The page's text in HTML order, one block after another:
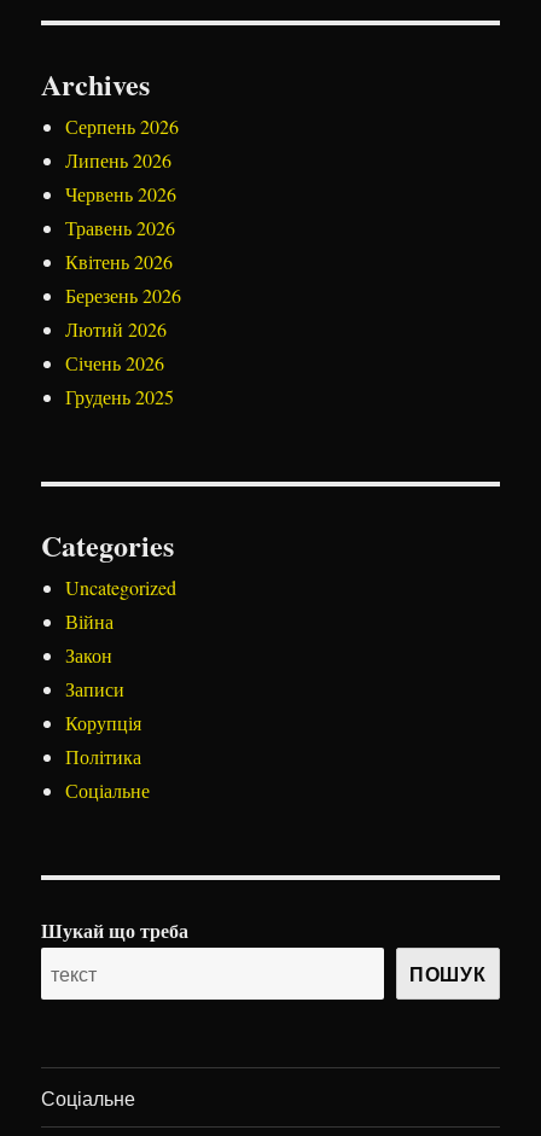
Archives
Серпень 2026
Липень 2026
Червень 2026
Травень 2026
Квітень 2026
Березень 2026
Лютий 2026
Січень 2026
Грудень 2025
Categories
Uncategorized
Війна
Закон
Записи
Корупція
Політика
Соціальне
Шукай що треба
ПОШУК
Соціальне